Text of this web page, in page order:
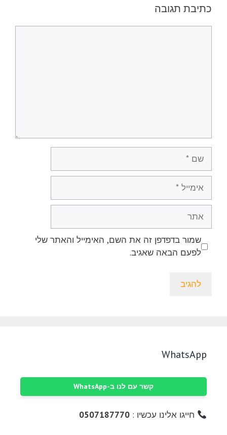
כתיבת תגובה
שמור בדפדפן זה את השם, האימייל והאתר שלי
לפעם הבאה שאגיב.
WhatsApp
קשר עם לנו ב-WhatsApp
חייגו אלינו עכשיו :0507187770